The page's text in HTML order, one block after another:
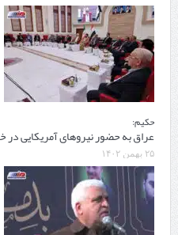
حکیم:
عراق به حضور نیروهای آمریکایی در
۲۵ بهمن ۱۴۰۲